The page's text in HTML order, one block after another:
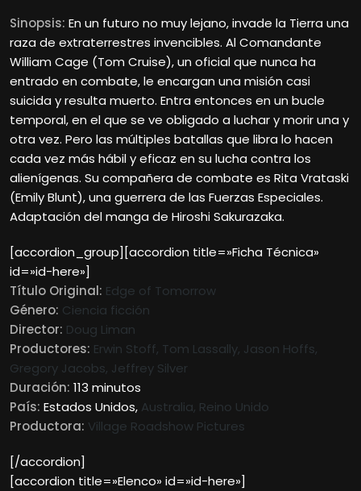
Sinopsis: En un futuro no muy lejano, invade la Tierra una
raza de extraterrestres invencibles. Al Comandante
William Cage (Tom Cruise), un oficial que nunca ha
entrado en combate, le encargan una misión casi
suicida y resulta muerto. Entra entonces en un bucle
temporal, en el que se ve obligado a luchar y morir una y
otra vez. Pero las múltiples batallas que libra lo hacen
cada vez más hábil y eficaz en su lucha contra los
alienígenas. Su compañera de combate es Rita Vrataski
(Emily Blunt), una guerrera de las Fuerzas Especiales.
Adaptación del manga de Hiroshi Sakurazaka.
[accordion_group][accordion title=»Ficha Técnica»
id=»id-here»]
Título Original: Edge of Tomorrow
Género: Ciencia ficción
Director: Doug Liman
Productores: Erwin Stoff, Tom Lassally, Jason Hoffs,
Gregory Jacobs, Jeffrey Silver
Duración: 113 minutos
País: Estados Unidos, Australia, Reino Unido
Productora: Village Roadshow Pictures
[/accordion]
[accordion title=»Elenco» id=»id-here»]